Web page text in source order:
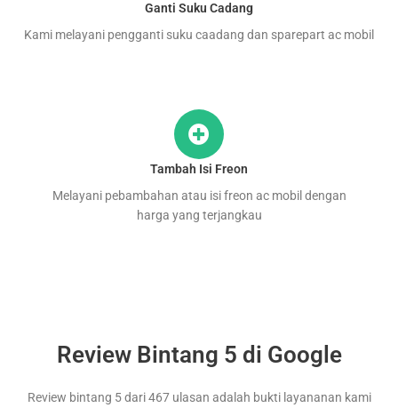
Ganti Suku Cadang
Kami melayani pengganti suku caadang dan sparepart ac mobil
Tambah Isi Freon
Melayani pebambahan atau isi freon ac mobil dengan
harga yang terjangkau
Review Bintang 5 di Google
Review bintang 5 dari 467 ulasan adalah bukti layananan kami